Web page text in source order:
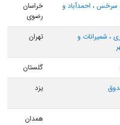
سرخس ، احمدآباد و
خراسان
رضوی
، شمیرانات و
تهران
گلستان
یزد
همدان